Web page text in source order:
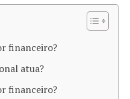
financeiro?
atua?
financeiro?